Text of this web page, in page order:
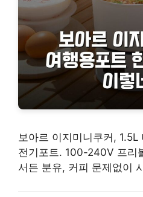
보아르 이지미니쿠커,
전기포트. 100-240V 프리
서든 분유, 커피 문제없이